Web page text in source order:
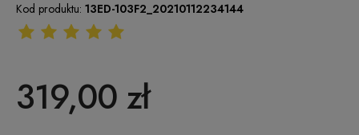
Kod produktu: 13ED-103F2_20210112234144
319,00 zł